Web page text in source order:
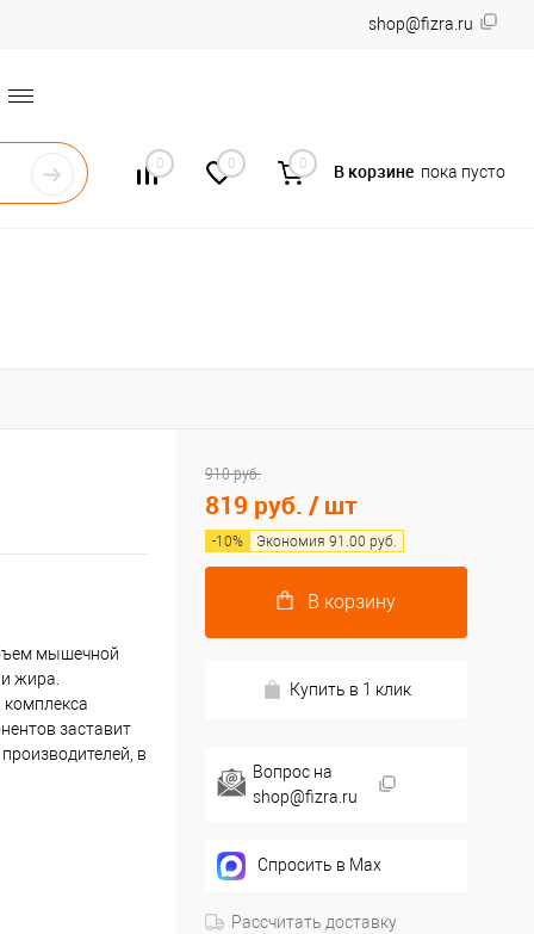
shop@fizra.ru
0 0 0 В корзине пока пусто
мышечной
жира.
комплекса
заставит
в
910 руб.
819 руб. / шт
-10% Экономия 91.00 руб.
В корзину
Купить в 1 клик
Вопрос на
shop@fizra.ru
Спросить в Max
Рассчитать доставку